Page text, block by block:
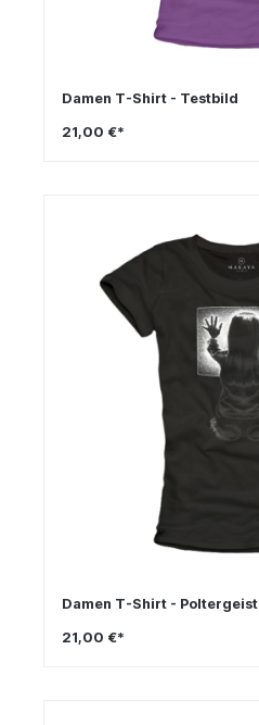
Damen T-Shirt - Testbild
21,00 €*
Damen T-Shirt - Poltergeist
21,00 €*